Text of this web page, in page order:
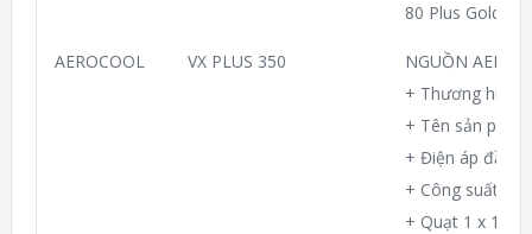
80 Plus Gold –
AEROCOOL VX PLUS 350
NGUỒN
+ Thương hiệu
+ Tên sản
+ Điện áp đầu
+ Công suất tối
+ Quạt 1 x 120